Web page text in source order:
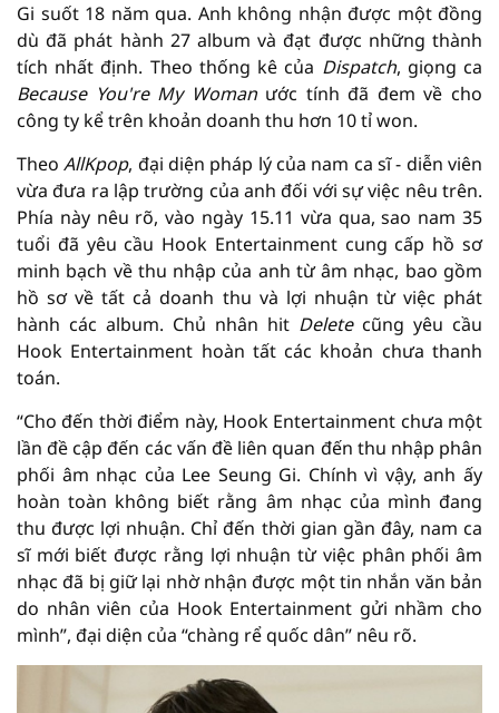
Gi suốt 18 năm qua. Anh không nhận được một đồng
dù đã phát hành 27 album và đạt được những thành
tích nhất định. Theo thống kê của Dispatch, giọng ca
Because You're My Womanước tính đã đem về cho
công ty kể trên khoản doanh thu hơn 10 tỉ won.
TheoAllKpop, đại diện pháp lý của nam ca sĩ - diễn viên
vừa đưa ra lập trường của anh đối với sự việc nêu trên.
Phía này nêu rõ, vào ngày 15.11 vừa qua, sao nam 35
tuổi đã yêu cầu Hook Entertainment cung cấp hồ sơ
minh bạch về thu nhập của anh từ âm nhạc, bao gồm
hồ sơ về tất cả doanh thu và lợi nhuận từ việc phát
hành các album. Chủ nhân hit Deletecũng yêu cầu
Hook Entertainment hoàn tất các khoản chưa thanh
toán.
“Cho đến thời điểm này, Hook Entertainment chưa một
lần đề cập đến các vấn đề liên quan đến thu nhập phân
phối âm nhạc của Lee Seung Gi. Chính vì vậy, anh ấy
hoàn toàn không biết rằng âm nhạc của mình đang
thu được lợi nhuận. Chỉ đến thời gian gần đây, nam ca
sĩ mới biết được rằng lợi nhuận từ việc phân phối âm
nhạc đã bị giữ lại nhờ nhận được một tin nhắn văn bản
do nhân viên của Hook Entertainment gửi nhầm cho
mình”, đại diện của “chàng rể quốc dân” nêu rõ.